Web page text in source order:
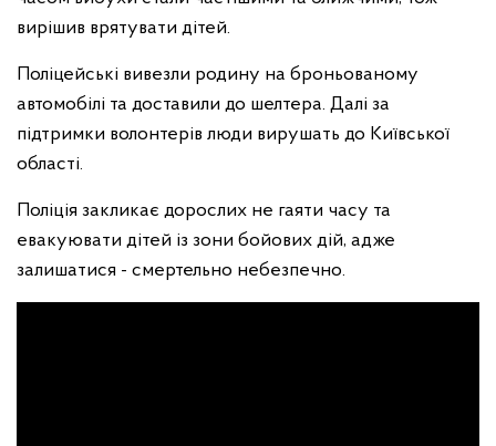
вирішив врятувати дітей.
Поліцейські вивезли родину на броньованому
автомобілі та доставили до шелтера. Далі за
підтримки волонтерів люди вирушать до Київської
області.
Поліція закликає дорослих не гаяти часу та
евакуювати дітей із зони бойових дій, адже
залишатися - смертельно небезпечно.